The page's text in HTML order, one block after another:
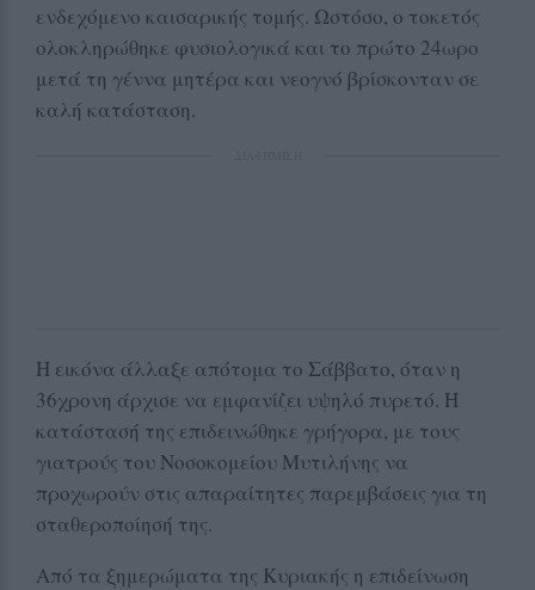
ενδεχόμενο καισαρικής τομής. Ωστόσο, ο τοκετός
ολοκληρώθηκε φυσιολογικά και το πρώτο 24ωρο
μετά τη γέννα μητέρα και νεογνό βρίσκονταν σε
καλή κατάσταση.
Η εικόνα άλλαξε απότομα το Σάββατο, όταν η
36χρονη άρχισε να εμφανίζει υψηλό πυρετό. Η
κατάστασή της επιδεινώθηκε γρήγορα, με τους
γιατρούς του Νοσοκομείου Μυτιλήνης να
προχωρούν στις απαραίτητες παρεμβάσεις για τη
σταθεροποίησή της.
Από τα ξημερώματα της Κυριακής η επιδείνωση